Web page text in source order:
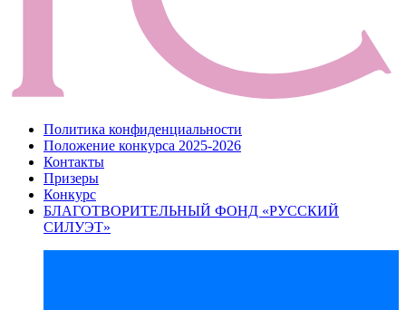
Политика конфиденциальности
Положение конкурса 2025-2026
Контакты
Призеры
Конкурс
БЛАГОТВОРИТЕЛЬНЫЙ ФОНД «РУССКИЙ
СИЛУЭТ»